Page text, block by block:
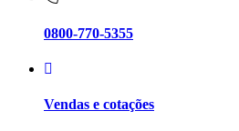
0800-770-5355
Vendas e cotações